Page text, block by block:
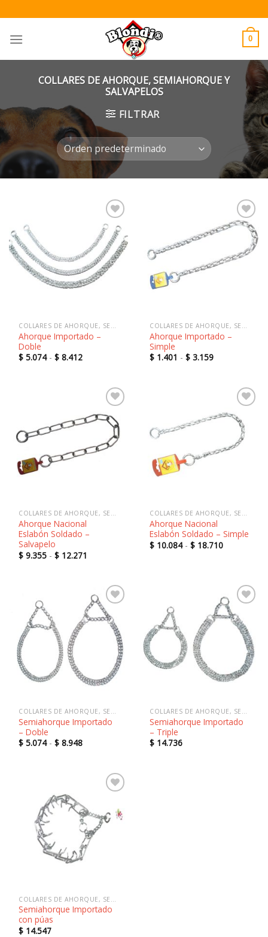
to
content
0
COLLARES DE AHORQUE, SEMIAHORQUE Y
SALVAPELOS
FILTRAR
Añadir
a la
lista de
deseos
COLLARES DE AHORQUE, SEMIAHORQUE Y SALVAPELOS
Ahorque Importado –
Doble
$ 5.074 - $ 8.412Rango
de
$ 5.074
$ 8.412
Añadir
a la
lista de
COLLARES DE AHORQUE, SEMIAHORQUE Y SALVAPELOS
Ahorque Importado –
Simple
$ 1.401 - $ 3.159Rango
$ 1.401
$ 3.159
Añadir
a la
lista de
COLLARES DE AHORQUE, SEMIAHORQUE Y SALVAPELOS
Ahorque Nacional
Eslabón Soldado –
Salvapelo
$ 9.355 - $ 12.271
$ 9.355
hasta
$ 12.271
Añadir
a la
lista de
COLLARES DE AHORQUE, SEMIAHORQUE Y SALVAPELOS
Ahorque Nacional
Eslabón Soldado – Simple
$ 10.084 - $ 18.710Rango
hasta
$ 18.710
Añadir
lista de
deseos
COLLARES DE AHORQUE, SEMIAHORQUE Y SALVAPELOS
Semiahorque Importado
– Doble
$ 5.074 - $ 8.948Rango
$ 5.074
$ 8.948
Añadir
a la
lista de
deseos
COLLARES DE AHORQUE, SEMIAHORQUE Y SALVAPELOS
Semiahorque Importado
– Triple
$ 14.736
Añadir
Semiahorque Importado
con púas
$ 14.547